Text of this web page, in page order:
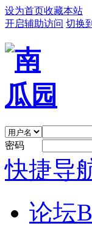
设为首页收藏本站
开启辅助访问 切换
密码
快捷导
论坛